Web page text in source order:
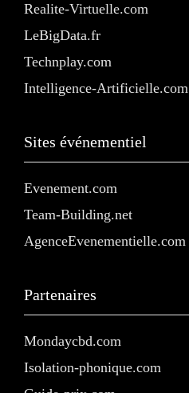
Realite-Virtuelle.com
LeBigData.fr
Technplay.com
Intelligence-Artificielle.com
Sites événementiel
Evenement.com
Team-Building.net
AgenceEvenementielle.com
Partenaires
Mondaycbd.com
Isolation-phonique.com